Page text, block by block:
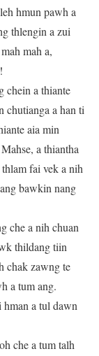
hmun pawh a
thlengin a zui
mah a,
chein a thiante
chutianga a han ti
aia min
a thiantha
fai vek a nih
bawkin nang
che a nih chuan
thildang tiin
chak zawng te
a tum ang.
a tul dawn
che a tum talh